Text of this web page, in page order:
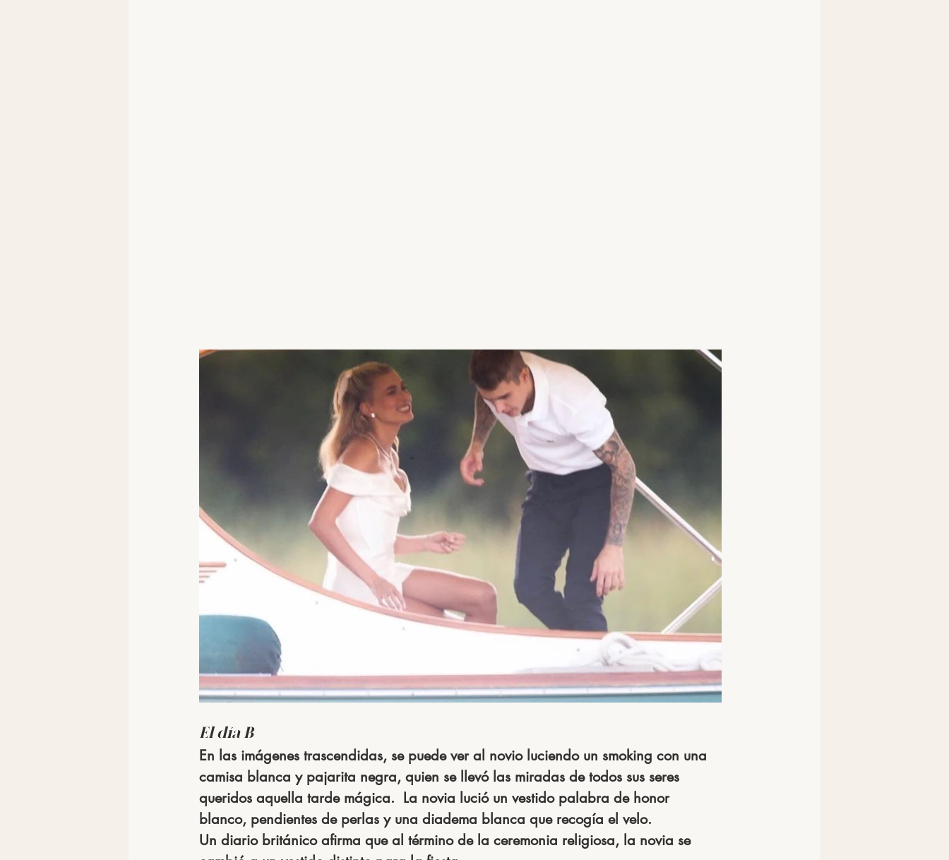
El día B
En las imágenes trascendidas, se puede ver al novio luciendo un smoking con una
camisa blanca y pajarita negra, quien se llevó las miradas de todos sus seres
queridos aquella tarde mágica. La novia lució un vestido palabra de honor
blanco, pendientes de perlas y una diadema blanca que recogía el velo.
Un diario británico afirma que al término de la ceremonia religiosa, la novia se